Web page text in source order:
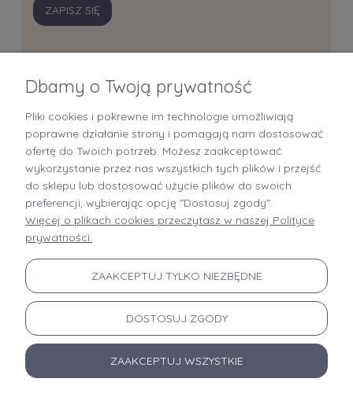
ZAPISZ SIĘ
+48 519 712 949
kontakt@brastory.pl
(od poniedziałku do piątku, w godzinach 9:00-15:00 oraz w soboty od 9:00-13:00)
PŁATNOŚCI I DOSTAWA
OFERTA
Dbamy o Twoją prywatność
Pliki cookies i pokrewne im technologie umożliwiają
poprawne działanie strony i pomagają nam dostosować
ofertę do Twoich potrzeb. Możesz zaakceptować
wykorzystanie przez nas wszystkich tych plików i przejść
do sklepu lub dostosować użycie plików do swoich
preferencji, wybierając opcję "Dostosuj zgody".
Więcej o plikach cookies przeczytasz w naszej Polityce
prywatności.
ZAAKCEPTUJ TYLKO NIEZBĘDNE
DOSTOSUJ ZGODY
ZAAKCEPTUJ WSZYSTKIE